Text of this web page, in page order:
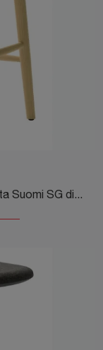
Clicca e ottieni informazioni sulla seduta Suomi SG di Veneta Cucine in legno: le più esclusive Sedie sgabelli moderne ti attendono.